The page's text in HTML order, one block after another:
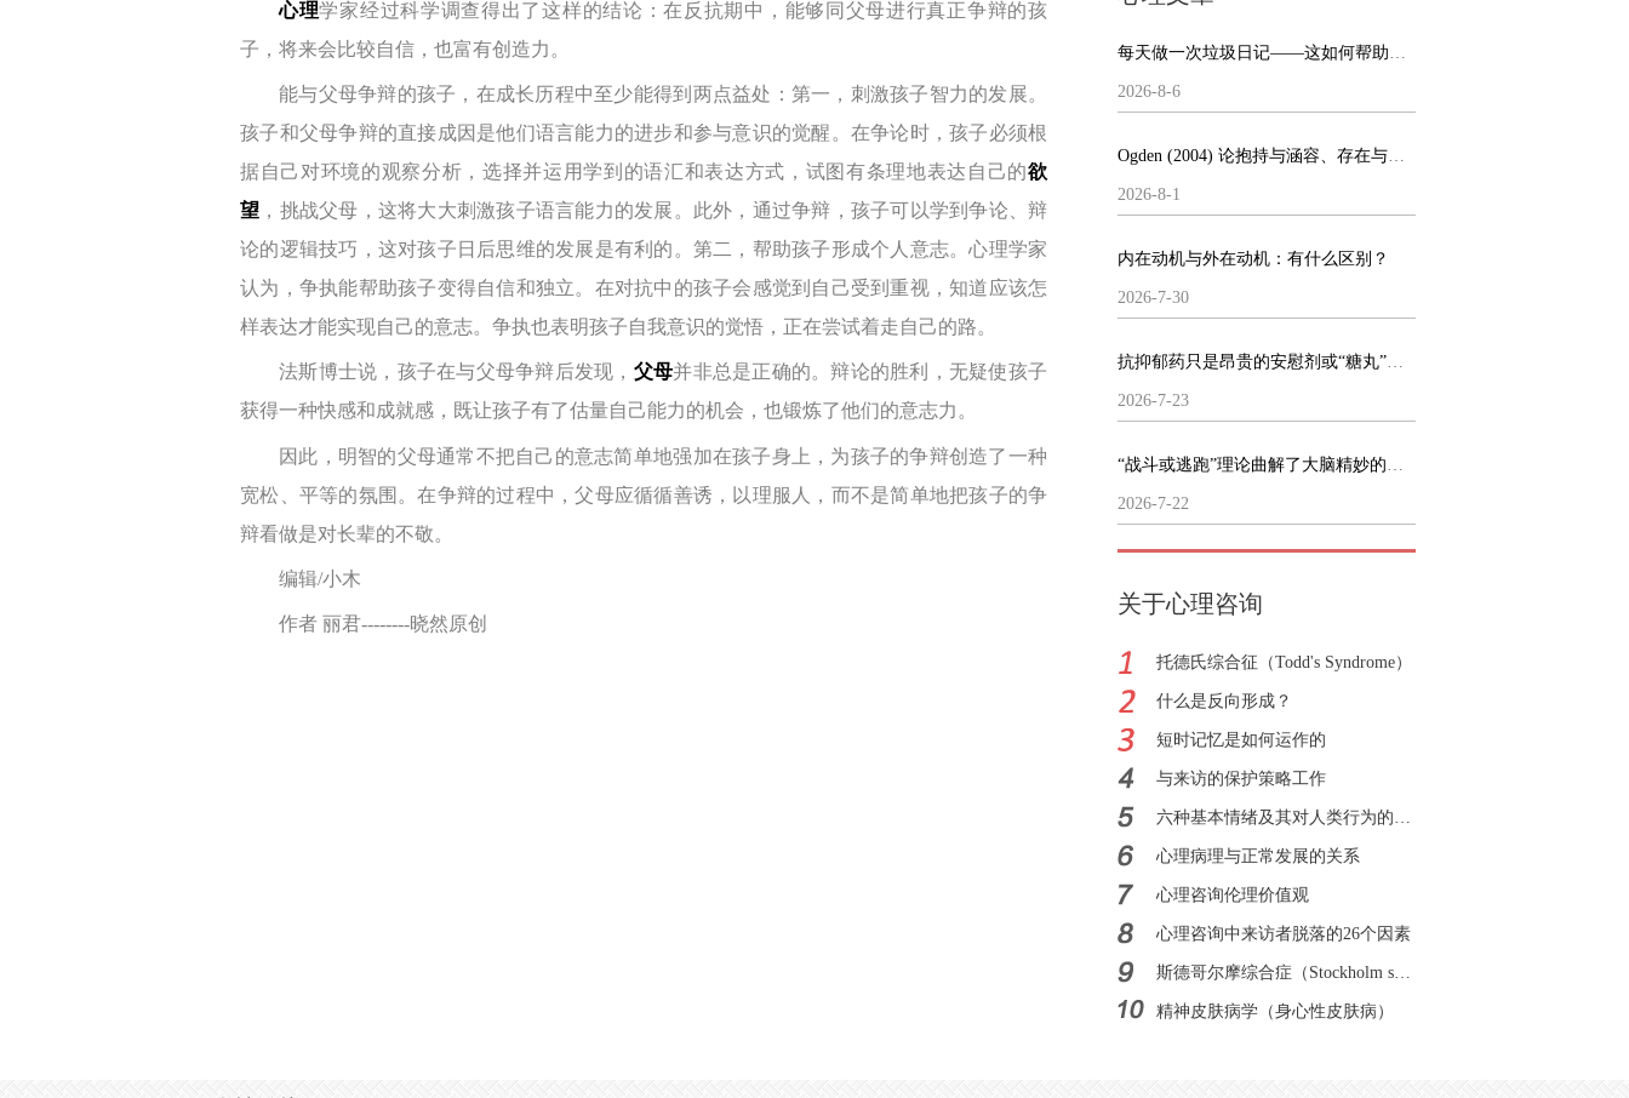
心理学家经过科学调查得出了这样的结论：在反抗期中，能够同父母进行真正争辩的孩
子，将来会比较自信，也富有创造力。
能与父母争辩的孩子，在成长历程中至少能得到两点益处： 第一， 刺激孩子智力的发展。
孩子和父母争辩的直接成因是他们语言能力的进步和参与意识的觉醒。在争论时，孩子必须根
据自己对环境的观察分析，选择并运用学到的语汇和表达方式，试图有条理地表达自己的欲
望 ，挑战父母，这将大大刺激孩子语言能力的发展。此外，通过争辩，孩子可以学到争论、辩
论的逻辑技巧，这对孩子日后思维的发展是有利的。 第二， 帮助孩子形成个人意志。心理学家
认为，争执能帮助孩子变得自信和独立。在对抗中的孩子会感觉到自己受到重视，知道应该怎
样表达才能实现自己的意志。争执也表明孩子自我意识的觉悟，正在尝试着走自己的路。
法斯博士说，孩子在与父母争辩后发现， 父母并非总是正确的。辩论的胜利，无疑使孩子
获得一种快感和成就感，既让孩子有了估量自己能力的机会，也锻炼了他们的意志力。
因此，明智的父母通常不把自己的意志简单地强加在孩子身上，为孩子的争辩创造了一种
宽松、平等的氛围。在争辩的过程中，父母应循循善诱，以理服人，而不是简单地把孩子的争
辩看做是对长辈的不敬。
编辑/小木
作者 丽君--------晓然原创
每天做一次垃圾日记——这如何帮助了我的心理健康
2026-8-6
Ogden (2004) 论抱持与涵容、存在与做梦
2026-8-1
内在动机与外在动机：有什么区别？
2026-7-30
抗抑郁药只是昂贵的安慰剂或“糖丸”么？
2026-7-23
“战斗或逃跑”理论曲解了大脑精妙的运作机制
2026-7-22
关于心理咨询
托德氏综合征（Todd's Syndrome）
什么是反向形成？
短时记忆是如何运作的
与来访的保护策略工作
六种基本情绪及其对人类行为的影响
心理病理与正常发展的关系
心理咨询伦理价值观
心理咨询中来访者脱落的26个因素
斯德哥尔摩综合症（Stockholm syndrome）
精神皮肤病学（身心性皮肤病）